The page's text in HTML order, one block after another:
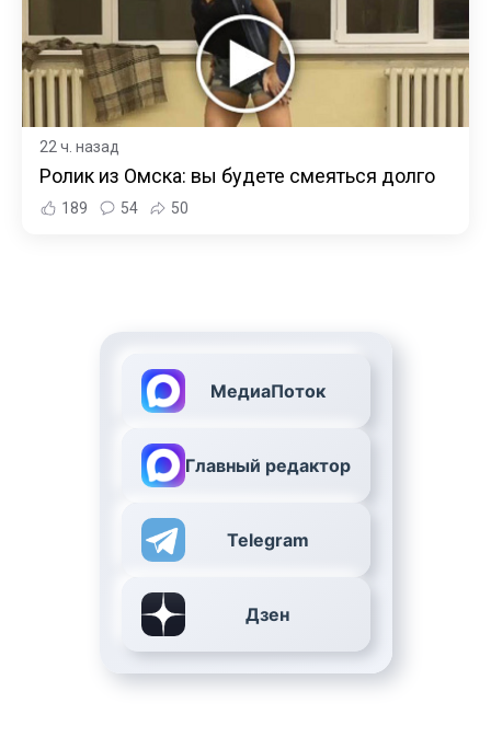
22 ч. назад
Ролик из Омска: вы будете смеяться долго
189 54 50
МедиаПоток
Главный редактор
Telegram
Дзен